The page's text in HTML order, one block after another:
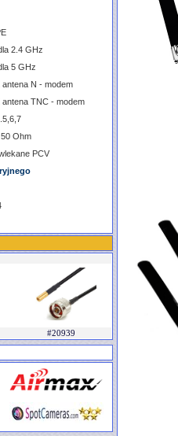
2.4 GHz
5 GHz
antena N - modem
antena TNC - modem
Ohm
PCV
#20939